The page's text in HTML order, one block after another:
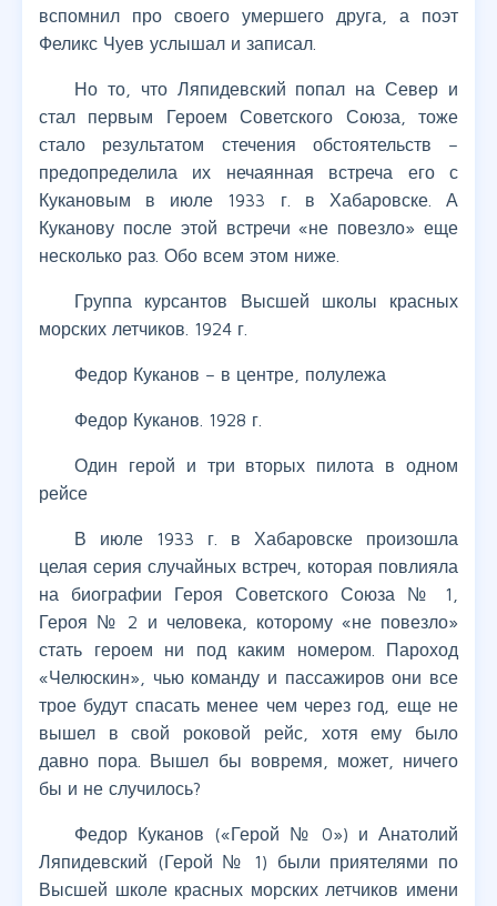
вспомнил про своего умершего друга, а поэт
Феликс Чуев услышал и записал.
Но то, что Ляпидевский попал на Север и
стал первым Героем Советского Союза, тоже
стало результатом стечения обстоятельств –
предопределила их нечаянная встреча его с
Кукановым в июле 1933 г. в Хабаровске. А
Куканову после этой встречи «не повезло» еще
несколько раз. Обо всем этом ниже.
Группа курсантов Высшей школы красных
морских летчиков. 1924 г.
Федор Куканов – в центре, полулежа
Федор Куканов. 1928 г.
Один герой и три вторых пилота в одном
рейсе
В июле 1933 г. в Хабаровске произошла
целая серия случайных встреч, которая повлияла
на биографии Героя Советского Союза № 1,
Героя № 2 и человека, которому «не повезло»
стать героем ни под каким номером. Пароход
«Челюскин», чью команду и пассажиров они все
трое будут спасать менее чем через год, еще не
вышел в свой роковой рейс, хотя ему было
давно пора. Вышел бы вовремя, может, ничего
бы и не случилось?
Федор Куканов («Герой № 0») и Анатолий
Ляпидевский (Герой № 1) были приятелями по
Высшей школе красных морских летчиков имени